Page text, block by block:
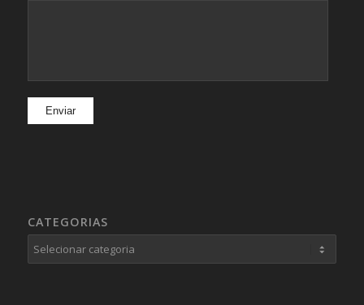
CATEGORIAS
Categorias